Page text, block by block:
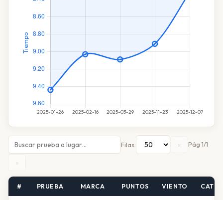
Filas: « Pág 1/1
»
# PRUEBA MARCA PUNTOS VIENTO